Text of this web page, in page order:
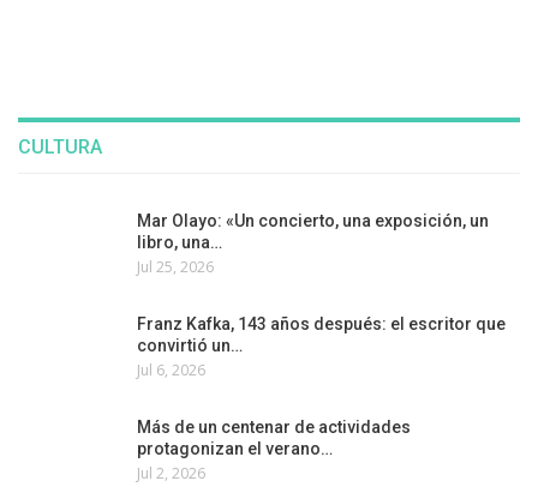
CULTURA
Mar Olayo: «Un concierto, una exposición, un
libro, una…
Jul 25, 2026
Franz Kafka, 143 años después: el escritor que
convirtió un…
Jul 6, 2026
Más de un centenar de actividades
protagonizan el verano…
Jul 2, 2026